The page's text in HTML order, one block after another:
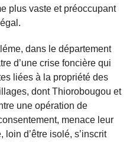
plus vaste et préoccupant
dans le département
d’une crise foncière qui
liées à la propriété des
dont Thiorobougou et
une opération de
menace leur
d’être isolé, s’inscrit